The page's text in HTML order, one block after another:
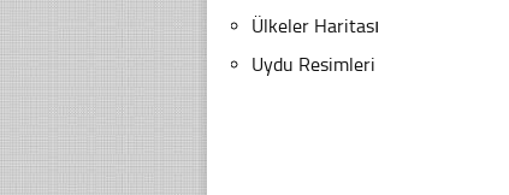
Ülkeler Haritası
Uydu Resimleri